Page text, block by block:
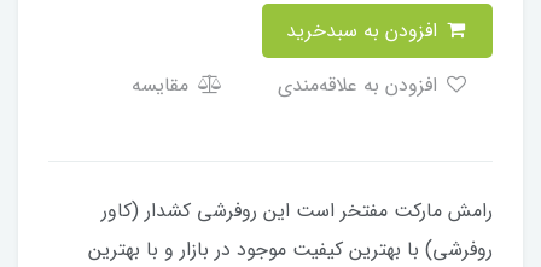
مقایسه
رامش مارکت مفتخر است این روفرشی کشدار (کاور
روفرشی) با بهترین کیفیت موجود در بازار و با بهترین